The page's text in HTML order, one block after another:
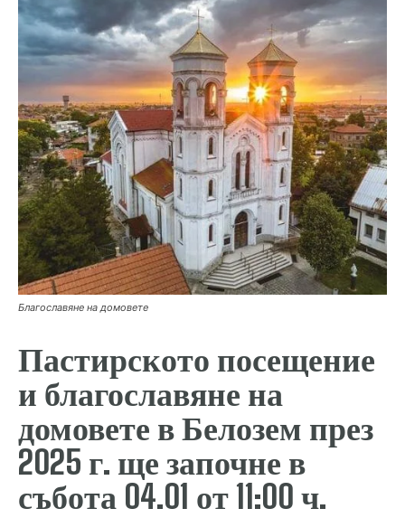
Благославяне на домовете
Пастирското посещение
и благославяне на
домовете в Белозем през
2025 г. ще започне в
събота 04.01 от 11:00 ч.